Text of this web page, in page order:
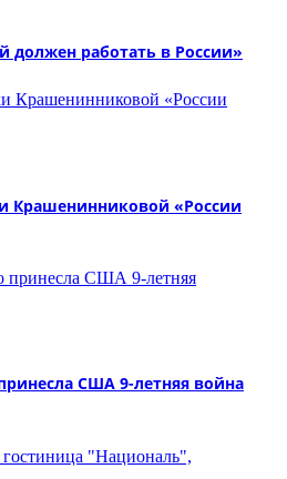
должен работать в России»
Крашенинниковой «России
США 9-летняя война